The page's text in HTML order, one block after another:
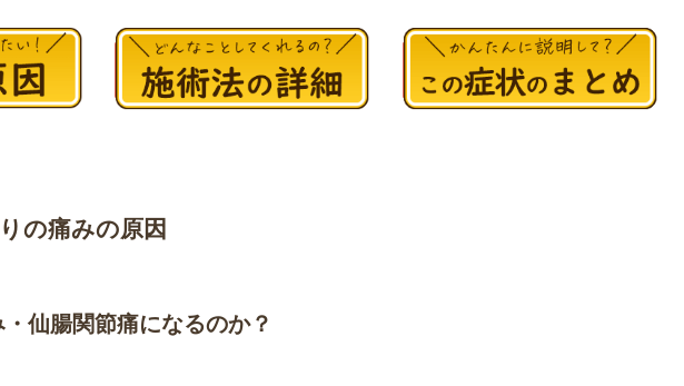
の痛みの原因
仙腸関節痛になるのか？